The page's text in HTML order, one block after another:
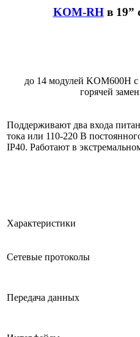
KOM-RHв 19”
до 14 модулей KOM600H
горячей
Поддерживают два входа
тока или 110-220 В
IP40. Работают в
Характеристики
Сетевые протоколы
Передача данных